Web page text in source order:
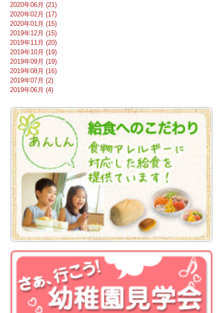
2020年06月 (21)
2020年02月 (17)
2020年01月 (15)
2019年12月 (15)
2019年11月 (20)
2019年10月 (19)
2019年09月 (19)
2019年08月 (16)
2019年07月 (2)
2019年06月 (4)